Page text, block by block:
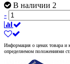
В наличии 2
-
Информация о ценах товара и
определяемом положениями